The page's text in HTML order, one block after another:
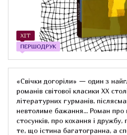
ХІТ
ПЕРШОДРУК
«Свічки догоріли» — один з
романів світової класики ХХ
літературних гурманів,
невтолиме бажання... Роман про
стосунків, про кохання і дружбу,
те, що істина багатогранна, а